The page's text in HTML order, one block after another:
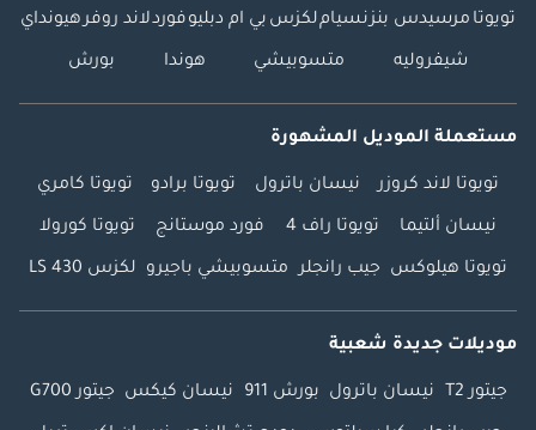
تويوتا مرسيدس بنزنسياملكزس بي ام دبليوفوردلاند روفرهيونداي
شيفروليه متسوبيشي هوندا بورش
مستعملة الموديل المشهورة
تويوتا لاند كروزر نيسان باترول تويوتا برادو تويوتا كامري
نيسان ألتيما تويوتا راف 4 فورد موستانج تويوتا كورولا
تويوتا هيلوكس جيب رانجلر متسوبيشي باجيرو لكزس LS 430
موديلات جديدة شعبية
جيتور T2 نيسان باترول بورش 911 نيسان كيكس جيتور G700